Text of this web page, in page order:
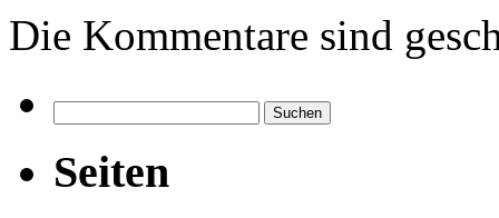
Die Kommentare sind
nach:
Seiten